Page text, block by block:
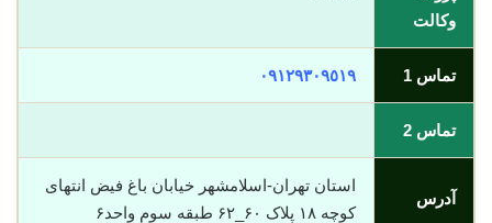
وکالت
تماس 1 ٠٩١٢٩٣٠٩٥١٩
تماس 2
آدرس
استان تهران-اسلامشهر خیابان باغ فیض انتهای
کوچه ۱۸ پلاک ۶۰_۶۲ طبقه سوم واحد۶